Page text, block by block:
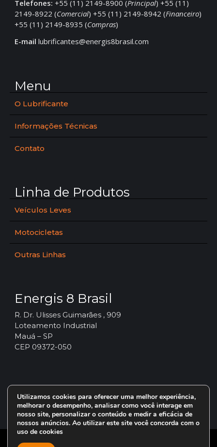
Telefones: +55 (11) 2149-8900 (Principal) +55 (11)
2149-8922 (Comercial) +55 (11) 2149-8942 (Financeiro)
+55 (11) 2149-8935 (Compras)
E-mail lubrificantes@energis8brasil.com
Menu
O Lubrificante
Informações Técnicas
Contato
Linha de Produtos
Veículos Leves
Motocicletas
Outras Linhas
Energis 8 Brasil
R. Dr. Ulisses Guimarães , 909
Loteamento Industrial
Mauá – SP
CEP 09372-050
© 2024 – Vorax Lubrificantes – Todos os direitos reservados.
Utilizamos cookies para oferecer uma melhor experiência,
melhorar o desempenho, analisar como você interage em
nosso site, personalizar o conteúdo e medir a eficácia de
nossos anúncios. Ao utilizar este site você concorda com o
uso de cookies